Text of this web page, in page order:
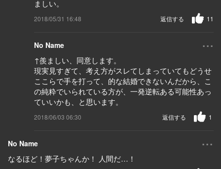
ましい。
2018/05/31 16:48 11
返信する
No Name ...
↑羨ましい、同意します。
現実見すぎて、考え方がスレてしまっていてもどうせ
ここらで手を打って、的な結婚できないんだから、こ
の純粋でいられている方が、一発逆転ある可能性あっ
ていいかも、と思います。
2018/06/03 06:30 1
返信する
No Name ...
なるほど！夢子ちゃんか！ 人間だ…！